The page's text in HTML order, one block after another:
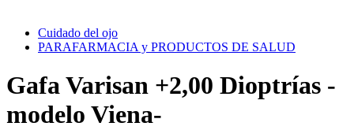
Cuidado del ojo
PARAFARMACIA y PRODUCTOS DE SALUD
Gafa Varisan +2,00 Dioptrías -
modelo Viena-